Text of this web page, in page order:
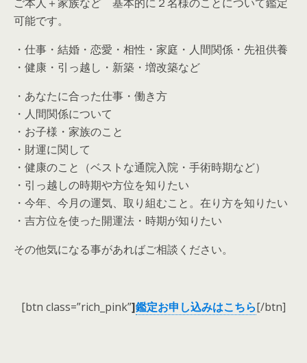
可能です。
・仕事・結婚・恋愛・相性・家庭・人間関係・先祖供養
・健康・引っ越し・新築・増改築など
・あなたに合った仕事・働き方
・人間関係について
・お子様・家族のこと
・財運に関して
・健康のこと（ベストな通院入院・手術時期など）
・引っ越しの時期や方位を知りたい
・今年、今月の運気、取り組むこと。在り方を知りたい
・吉方位を使った開運法・時期が知りたい
その他気になる事があればご相談ください。
[btn class=”rich_pink”]鑑定お申し込みはこちら[/btn]